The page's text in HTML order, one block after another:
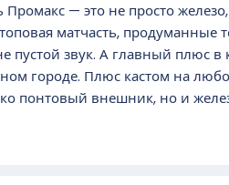
Промакс — это не просто
топовая матчасть,
пустой звук. А главный плюс
городе. Плюс кастом на
понтовый внешник, но и